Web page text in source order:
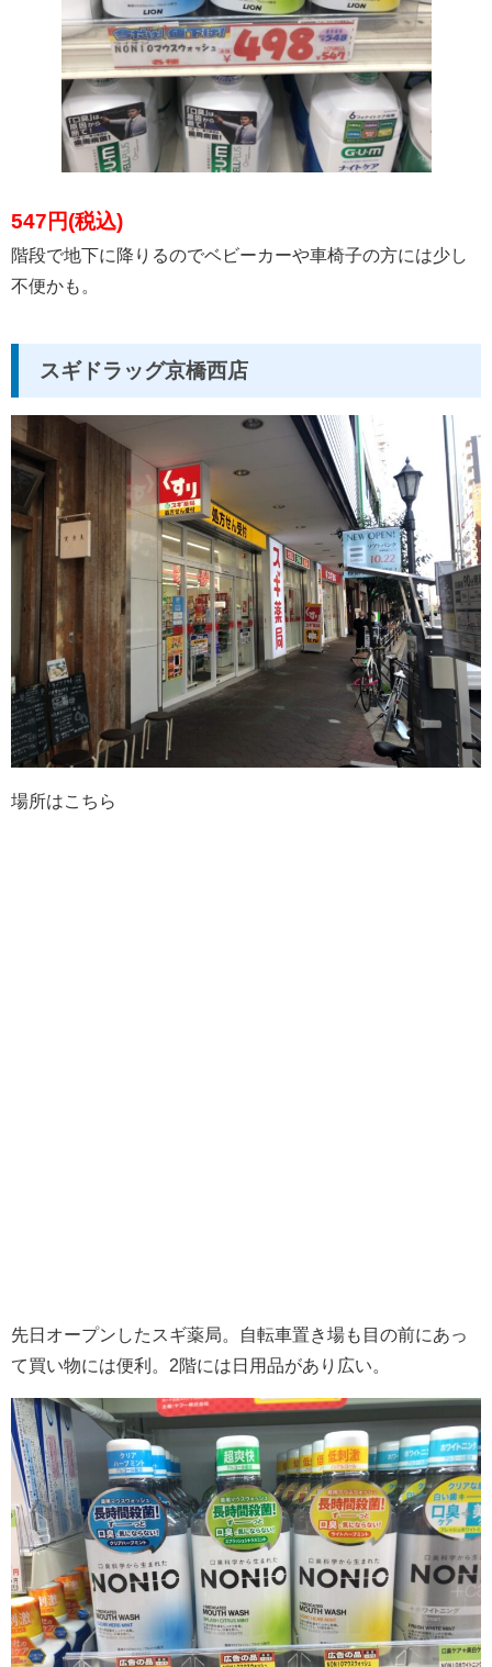
547円(税込)
階段で地下に降りるのでベビーカーや車椅子の方には少し
不便かも。
スギドラッグ京橋西店
場所はこちら
先日オープンしたスギ薬局。自転車置き場も目の前にあっ
て買い物には便利。2階には日用品があり広い。